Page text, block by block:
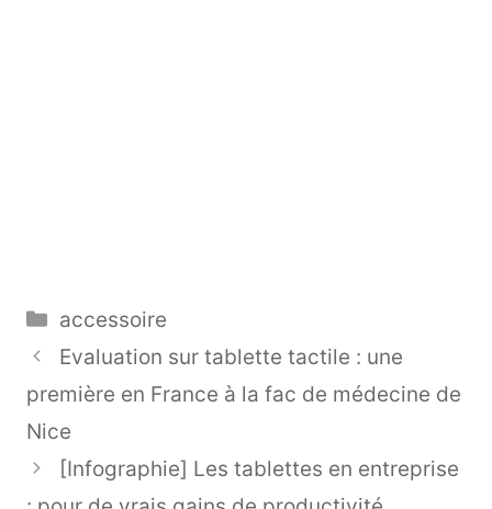
Catégories
accessoire
Evaluation sur tablette tactile : une
première en France à la fac de médecine de
Nice
[Infographie] Les tablettes en entreprise